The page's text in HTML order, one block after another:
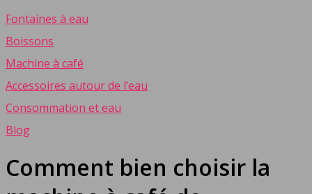
Fontaines à eau
Boissons
Machine à café
Accessoires autour de l’eau
Consommation et eau
Blog
Comment bien choisir la